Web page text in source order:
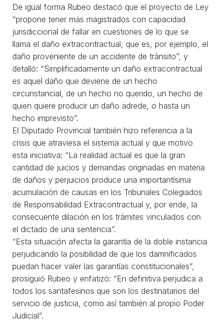
De igual forma Rubeo destacó que el proyecto de Ley
“propone tener más magistrados con capacidad
jurisdiccional de fallar en cuestiones de lo que se
llama el daño extracontractual, que es, por ejemplo, el
daño proveniente de un accidente de tránsito”, y
detalló: “Simplificadamente un daño extracontractual
es aquel daño que deviene de un hecho
circunstancial, de un hecho no querido, un hecho de
quien quiere producir un daño adrede, o hasta un
hecho imprevisto”.
El Diputado Provincial también hizo referencia a la
crisis que atraviesa el sistema actual y que motivo
esta iniciativa: “La realidad actual es que la gran
cantidad de juicios y demandas originadas en materia
de daños y perjuicios produce una importantísima
acumulación de causas en los Tribunales Colegiados
de Responsabilidad Extracontractual y, por ende, la
consecuente dilación en los trámites vinculados con
el dictado de una sentencia”.
“Esta situación afecta la garantía de la doble instancia
perjudicando la posibilidad de que los damnificados
puedan hacer valer las garantías constitucionales”,
prosiguió Rubeo y enfatizó: “En definitiva perjudica a
todos los santafesinos que son los destinatarios del
servicio de justicia, como así también al propio Poder
Judicial”.